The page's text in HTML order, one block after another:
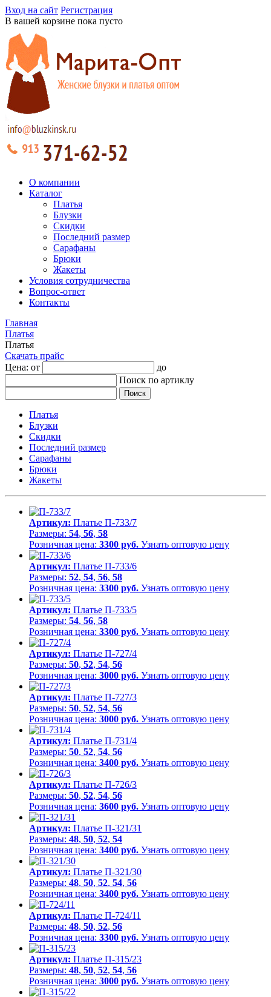
Вход на сайт Регистрация
В вашей корзине пока пусто
О компании
Каталог
Платья
Блузки
Скидки
Последний размер
Сарафаны
Брюки
Жакеты
Условия сотрудничества
Вопрос-ответ
Контакты
Главная
Платья
Платья
Скачать прайс
Цена: от
до
Поиск по артиклу
Платья
Блузки
Скидки
Последний размер
Сарафаны
Брюки
Жакеты
Артикул: Платье П-733/7
Размеры: 54, 56, 58
Розничная цена: 3300 руб. Узнать оптовую цену
Артикул: Платье П-733/6
Размеры: 52, 54, 56, 58
Розничная цена: 3300 руб. Узнать оптовую цену
Артикул: Платье П-733/5
Размеры: 54, 56, 58
Розничная цена: 3300 руб. Узнать оптовую цену
Артикул: Платье П-727/4
Размеры: 50, 52, 54, 56
Розничная цена: 3000 руб. Узнать оптовую цену
Артикул: Платье П-727/3
Размеры: 50, 52, 54, 56
Розничная цена: 3000 руб. Узнать оптовую цену
Артикул: Платье П-731/4
Размеры: 50, 52, 54, 56
Розничная цена: 3400 руб. Узнать оптовую цену
Артикул: Платье П-726/3
Размеры: 50, 52, 54, 56
Розничная цена: 3600 руб. Узнать оптовую цену
Артикул: Платье П-321/31
Размеры: 48, 50, 52, 54
Розничная цена: 3400 руб. Узнать оптовую цену
Артикул: Платье П-321/30
Размеры: 48, 50, 52, 54, 56
Розничная цена: 3400 руб. Узнать оптовую цену
Артикул: Платье П-724/11
Размеры: 48, 50, 52, 56
Розничная цена: 3300 руб. Узнать оптовую цену
Артикул: Платье П-315/23
Размеры: 48, 50, 52, 54, 56
Розничная цена: 3000 руб. Узнать оптовую цену